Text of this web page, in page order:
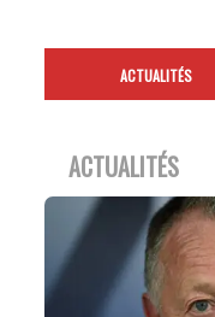
ACTUALITÉS
ACTUALITÉS